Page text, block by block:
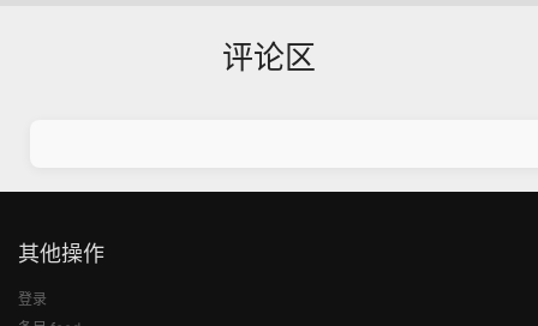
评论区
其他操作
登录